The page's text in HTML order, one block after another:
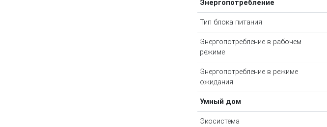
Энергопотребление
Тип блока питания
Энергопотребление в рабочем
режиме
Энергопотребление в режиме
ожидания
Умный дом
Экосистема